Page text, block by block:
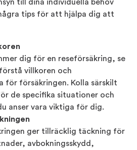
till dina individuella behov
tips för att hjälpa dig att
dig för en reseförsäkring, se
villkoren och
för försäkringen. Kolla särskilt
de specifika situationer och
anser vara viktiga för dig.
ger tillräcklig täckning för
avbokningsskydd,